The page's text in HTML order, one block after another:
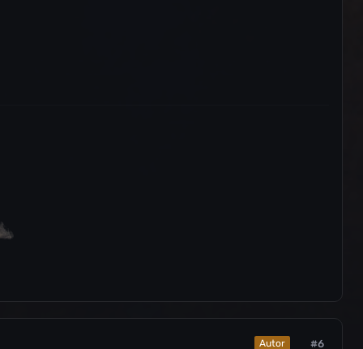
Autor #6